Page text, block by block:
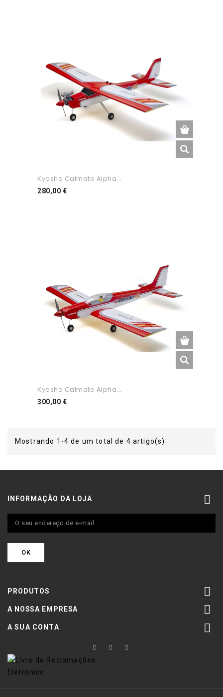
Kyosho Calmato Alpha...
280,00 €Preço
Kyosho Calmato Alpha...
300,00 €Preço
Mostrando 1-4 de um total de 4 artigo(s)
INFORMAÇÃO DA LOJA 
PRODUTOS 
A NOSSA EMPRESA 
A SUA CONTA 